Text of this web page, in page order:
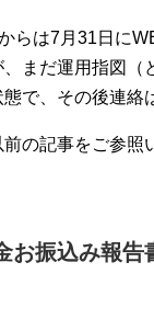
らは7月31日に
まだ運用指図（
で、その後連絡
の記事をご参照
お振込み報告